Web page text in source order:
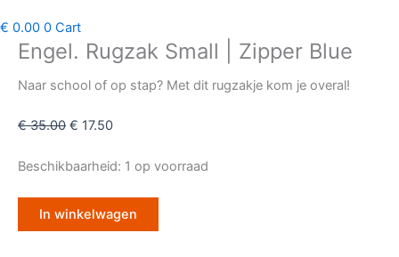
€ 0.00 0 Cart
Engel. Rugzak Small | Zipper Blue
Naar school of op stap? Met dit rugzakje kom je overal!
€35.00 € 17.50
Beschikbaarheid: 1 op voorraad
In winkelwagen